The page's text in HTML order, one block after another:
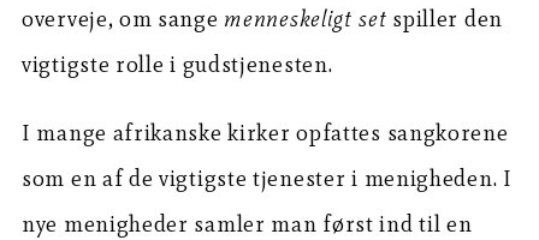
overveje, om sange menneskeligt set spiller den
vigtigste rolle i gudstjenesten.
I mange afrikanske kirker opfattes sangkorene
som en af de vigtigste tjenester i menigheden. I
nye menigheder samler man først ind til en